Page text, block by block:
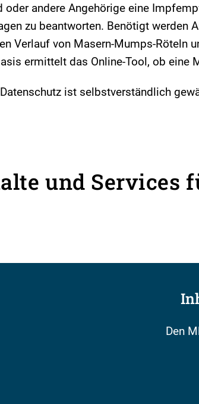
oder andere Angehörige eine
zu beantworten. Benötigt werden
Verlauf von Masern-Mumps-Röteln
ermittelt das Online-Tool, ob eine
ist selbstverständlich
und
Den